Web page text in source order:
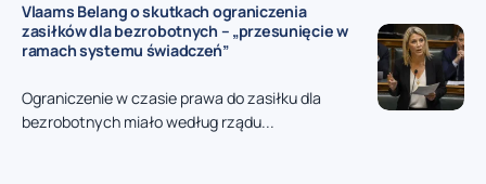
Vlaams Belang o skutkach ograniczenia
zasiłków dla bezrobotnych – „przesunięcie w
ramach systemu świadczeń”
Ograniczenie w czasie prawa do zasiłku dla
bezrobotnych miało według rządu...